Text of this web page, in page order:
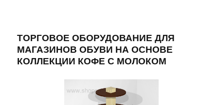
ТОРГОВОЕ ОБОРУДОВАНИЕ ДЛЯ
МАГАЗИНОВ ОБУВИ НА ОСНОВЕ
КОЛЛЕКЦИИ КОФЕ С МОЛОКОМ